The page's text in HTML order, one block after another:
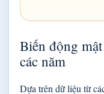
Biến động
các năm
Dựa trên dữ liệu từ